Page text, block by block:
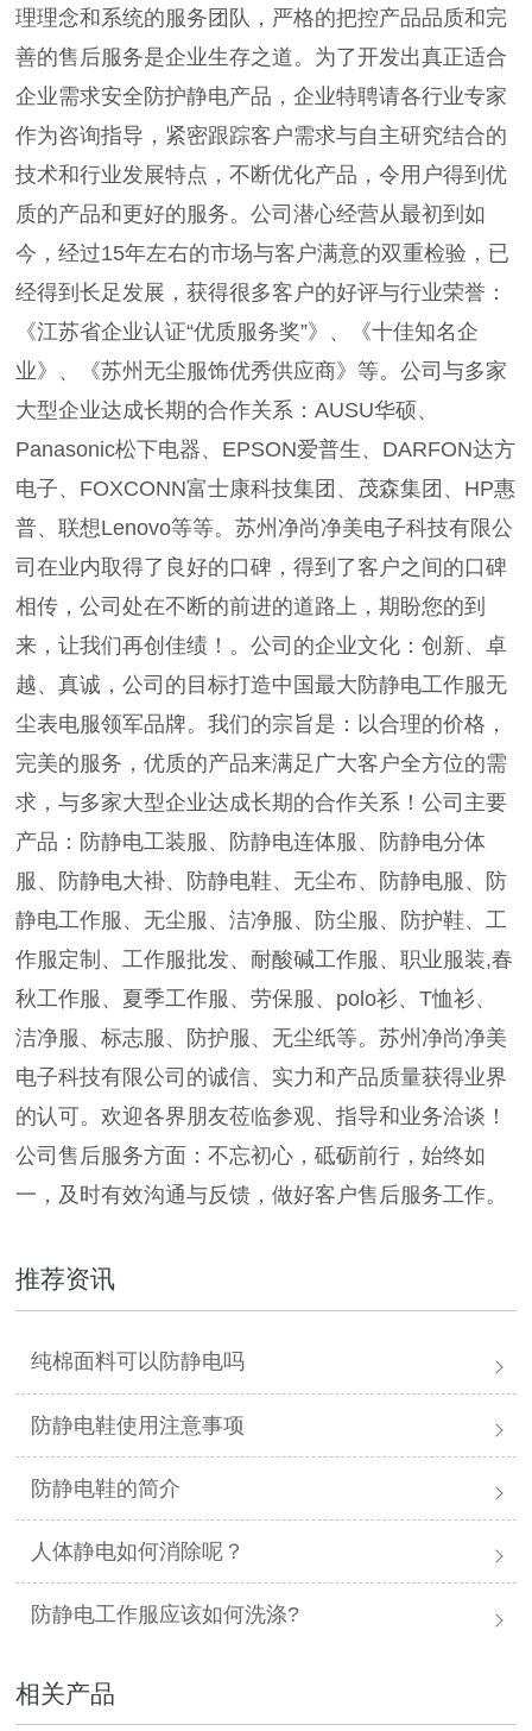
理理念和系统的服务团队，严格的把控产品品质和完
善的售后服务是企业生存之道。为了开发出真正适合
企业需求安全防护静电产品，企业特聘请各行业专家
作为咨询指导，紧密跟踪客户需求与自主研究结合的
技术和行业发展特点，不断优化产品，令用户得到优
质的产品和更好的服务。公司潜心经营从最初到如
今，经过15年左右的市场与客户满意的双重检验，已
经得到长足发展，获得很多客户的好评与行业荣誉：
《江苏省企业认证“优质服务奖”》、《十佳知名企
业》、《苏州无尘服饰优秀供应商》等。公司与多家
大型企业达成长期的合作关系：AUSU华硕、
Panasonic松下电器、EPSON爱普生、DARFON达方
电子、FOXCONN富士康科技集团、茂森集团、HP惠
普、联想Lenovo等等。苏州净尚净美电子科技有限公
司在业内取得了良好的口碑，得到了客户之间的口碑
相传，公司处在不断的前进的道路上，期盼您的到
来，让我们再创佳绩！。公司的企业文化：创新、卓
越、真诚，公司的目标打造中国最大防静电工作服无
尘表电服领军品牌。我们的宗旨是：以合理的价格，
完美的服务，优质的产品来满足广大客户全方位的需
求，与多家大型企业达成长期的合作关系！公司主要
产品：防静电工装服、防静电连体服、防静电分体
服、防静电大褂、防静电鞋、无尘布、防静电服、防
静电工作服、无尘服、洁净服、防尘服、防护鞋、工
作服定制、工作服批发、耐酸碱工作服、职业服装,春
秋工作服、夏季工作服、劳保服、polo衫、T恤衫、
洁净服、标志服、防护服、无尘纸等。苏州净尚净美
电子科技有限公司的诚信、实力和产品质量获得业界
的认可。欢迎各界朋友莅临参观、指导和业务洽谈！
公司售后服务方面：不忘初心，砥砺前行，始终如
一，及时有效沟通与反馈，做好客户售后服务工作。
推荐资讯
纯棉面料可以防静电吗
防静电鞋使用注意事项
防静电鞋的简介
人体静电如何消除呢？
防静电工作服应该如何洗涤?
相关产品